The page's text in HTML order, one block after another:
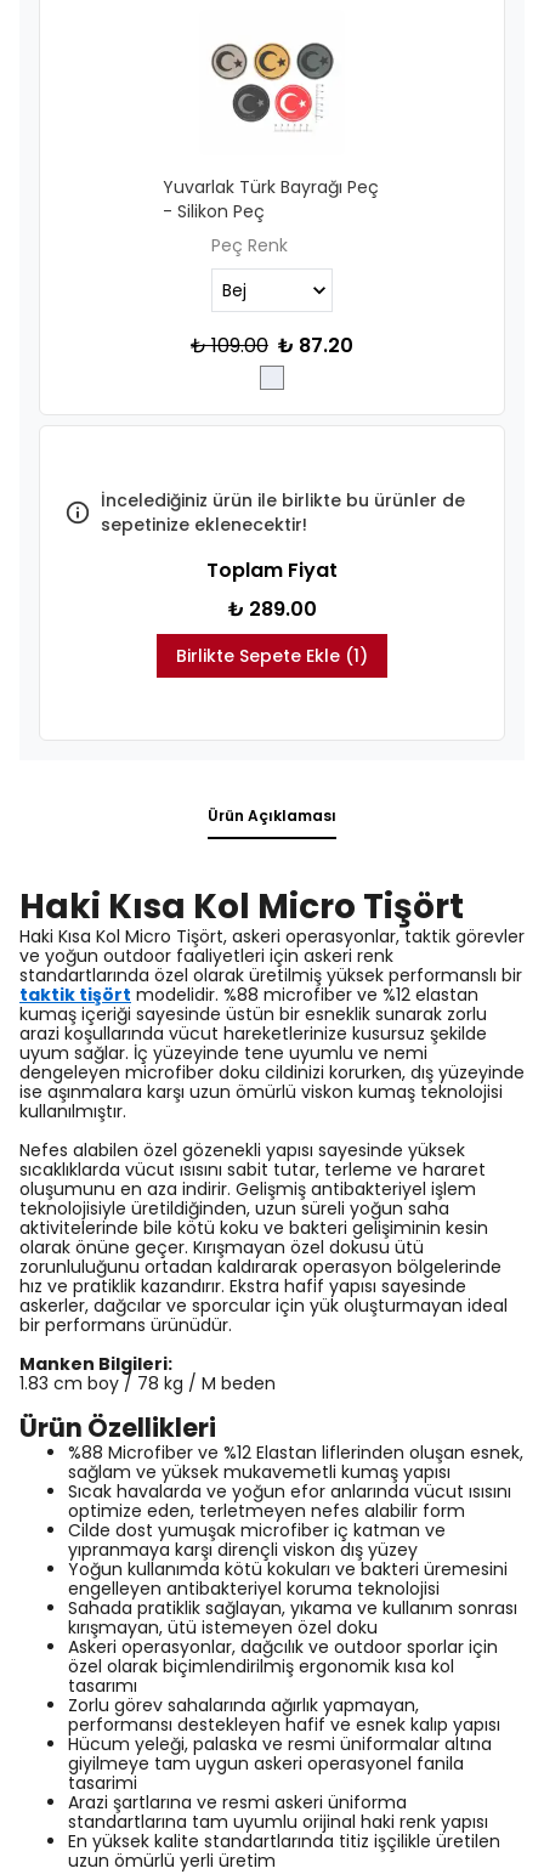
Yuvarlak Türk Bayrağı Peç
- Silikon Peç
Peç Renk
₺ 109.00 ₺ 87.20
İncelediğiniz ürün ile birlikte bu ürünler de
sepetinize eklenecektir!
Toplam Fiyat
₺ 289.00
Birlikte Sepete Ekle (1)
Ürün Açıklaması
Haki Kısa Kol Micro Tişört
Haki Kısa Kol Micro Tişört, askeri operasyonlar, taktik görevler
ve yoğun outdoor faaliyetleri için askeri renk
standartlarında özel olarak üretilmiş yüksek performanslı bir
taktik tişört modelidir. %88 microfiber ve %12 elastan
kumaş içeriği sayesinde üstün bir esneklik sunarak zorlu
arazi koşullarında vücut hareketlerinize kusursuz şekilde
uyum sağlar. İç yüzeyinde tene uyumlu ve nemi
dengeleyen microfiber doku cildinizi korurken, dış yüzeyinde
ise aşınmalara karşı uzun ömürlü viskon kumaş teknolojisi
kullanılmıştır.
Nefes alabilen özel gözenekli yapısı sayesinde yüksek
sıcaklıklarda vücut ısısını sabit tutar, terleme ve hararet
oluşumunu en aza indirir. Gelişmiş antibakteriyel işlem
teknolojisiyle üretildiğinden, uzun süreli yoğun saha
aktivitelerinde bile kötü koku ve bakteri gelişiminin kesin
olarak önüne geçer. Kırışmayan özel dokusu ütü
zorunluluğunu ortadan kaldırarak operasyon bölgelerinde
hız ve pratiklik kazandırır. Ekstra hafif yapısı sayesinde
askerler, dağcılar ve sporcular için yük oluşturmayan ideal
bir performans ürünüdür.
Manken Bilgileri:
1.83 cm boy / 78 kg / M beden
Ürün Özellikleri
%88 Microfiber ve %12 Elastan liflerinden oluşan esnek,
sağlam ve yüksek mukavemetli kumaş yapısı
Sıcak havalarda ve yoğun efor anlarında vücut ısısını
optimize eden, terletmeyen nefes alabilir form
Cilde dost yumuşak microfiber iç katman ve
yıpranmaya karşı dirençli viskon dış yüzey
Yoğun kullanımda kötü kokuları ve bakteri üremesini
engelleyen antibakteriyel koruma teknolojisi
Sahada pratiklik sağlayan, yıkama ve kullanım sonrası
kırışmayan, ütü istemeyen özel doku
Askeri operasyonlar, dağcılık ve outdoor sporlar için
özel olarak biçimlendirilmiş ergonomik kısa kol
tasarımı
Zorlu görev sahalarında ağırlık yapmayan,
performansı destekleyen hafif ve esnek kalıp yapısı
Hücum yeleği, palaska ve resmi üniformalar altına
giyilmeye tam uygun askeri operasyonel fanila
tasarimi
Arazi şartlarına ve resmi askeri üniforma
standartlarına tam uyumlu orijinal haki renk yapısı
En yüksek kalite standartlarında titiz işçilikle üretilen
uzun ömürlü yerli üretim